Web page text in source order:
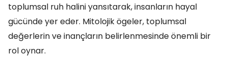
toplumsal ruh halini yansıtarak, insanların hayal
gücünde yer eder. Mitolojik ögeler, toplumsal
değerlerin ve inançların belirlenmesinde önemli bir
rol oynar.